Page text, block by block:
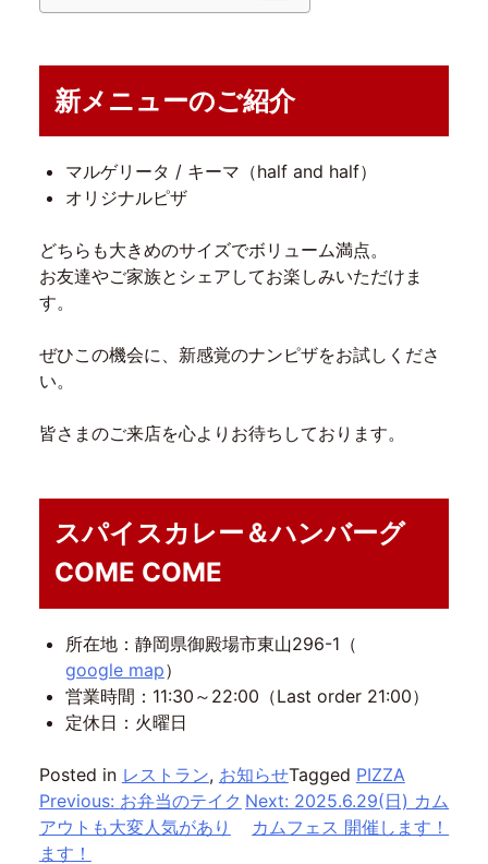
新メニューのご紹介
マルゲリータ / キーマ（half and half）
オリジナルピザ
どちらも大きめのサイズでボリューム満点。
お友達やご家族とシェアしてお楽しみいただけま
す。
ぜひこの機会に、新感覚のナンピザをお試しくださ
い。
皆さまのご来店を心よりお待ちしております。
スパイスカレー＆ハンバーグ
COME COME
所在地：静岡県御殿場市東山296-1（
google map）
営業時間：11:30～22:00（Last order 21:00）
定休日：火曜日
Posted in レストラン, お知らせTagged PIZZA
投
稿
Previous: お弁当のテイク
アウトも大変人気があり
ます！
Next: 2025.6.29(日) カム
カムフェス 開催します！